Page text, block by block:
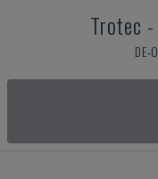
Trotec -
DE-